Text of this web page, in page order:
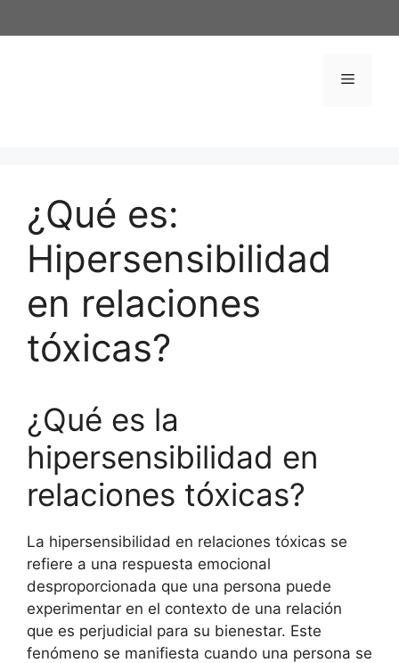
al
Menú
¿Qué es:
Hipersensibilidad
en relaciones
tóxicas?
¿Qué es la
hipersensibilidad en
relaciones tóxicas?
La hipersensibilidad en relaciones tóxicas se
refiere a una respuesta emocional
desproporcionada que una persona puede
experimentar en el contexto de una relación
que es perjudicial para su bienestar. Este
fenómeno se manifiesta cuando una persona se